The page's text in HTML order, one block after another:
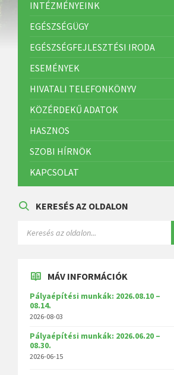
INTÉZMÉNYEINK
EGÉSZSÉGÜGY
EGÉSZSÉGFEJLESZTÉSI IRODA
ESEMÉNYEK
HIVATALI TELEFONKÖNYV
KÖZÉRDEKŰ ADATOK
HASZNOS
SZOBI HÍRNÖK
KAPCSOLAT
KERESÉS AZ OLDALON
MÁV INFORMÁCIÓK
Pályaépítési munkák: 2026.08.10 –
08.14.
2026-08-03
Pályaépítési munkák: 2026.06.20 –
08.30.
2026-06-15